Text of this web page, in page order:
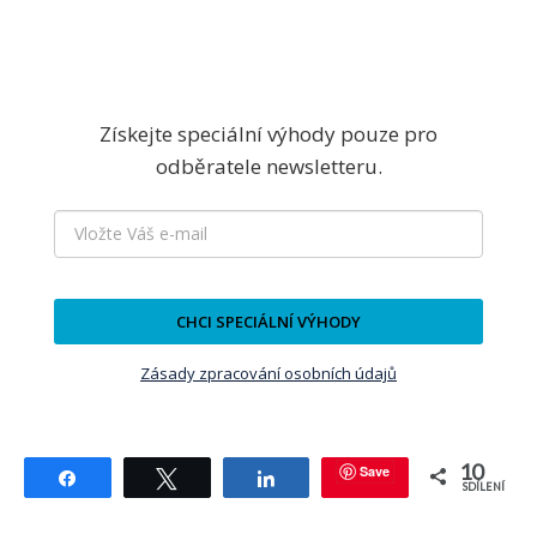
Získejte speciální výhody pouze pro
odběratele newsletteru.
CHCI SPECIÁLNÍ VÝHODY
Zásady zpracování osobních údajů
Tweetnout Save 10
SDÍLENÍ